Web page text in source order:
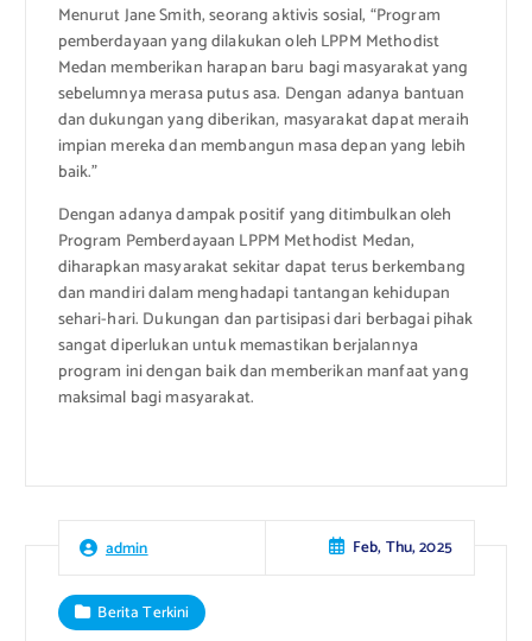
Menurut Jane Smith, seorang aktivis sosial, “Program
pemberdayaan yang dilakukan oleh LPPM Methodist
Medan memberikan harapan baru bagi masyarakat yang
sebelumnya merasa putus asa. Dengan adanya bantuan
dan dukungan yang diberikan, masyarakat dapat meraih
impian mereka dan membangun masa depan yang lebih
baik.”
Dengan adanya dampak positif yang ditimbulkan oleh
Program Pemberdayaan LPPM Methodist Medan,
diharapkan masyarakat sekitar dapat terus berkembang
dan mandiri dalam menghadapi tantangan kehidupan
sehari-hari. Dukungan dan partisipasi dari berbagai pihak
sangat diperlukan untuk memastikan berjalannya
program ini dengan baik dan memberikan manfaat yang
maksimal bagi masyarakat.
admin Feb, Thu, 2025
Berita Terkini